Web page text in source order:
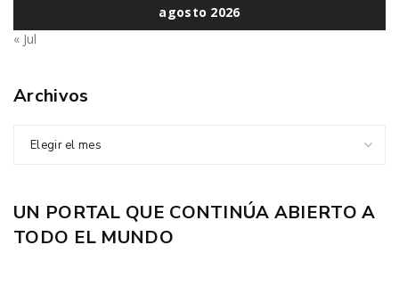
agosto 2026
« Jul
Archivos
Elegir el mes
UN PORTAL QUE CONTINÚA ABIERTO A
TODO EL MUNDO